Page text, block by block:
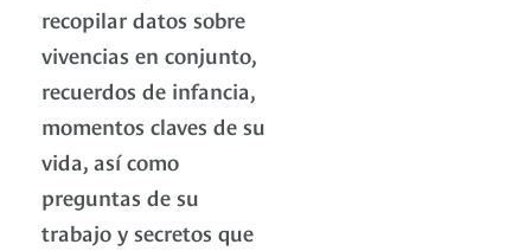
recopilar datos sobre
vivencias en conjunto,
recuerdos de infancia,
momentos claves de su
vida, así como
preguntas de su
trabajo y secretos que